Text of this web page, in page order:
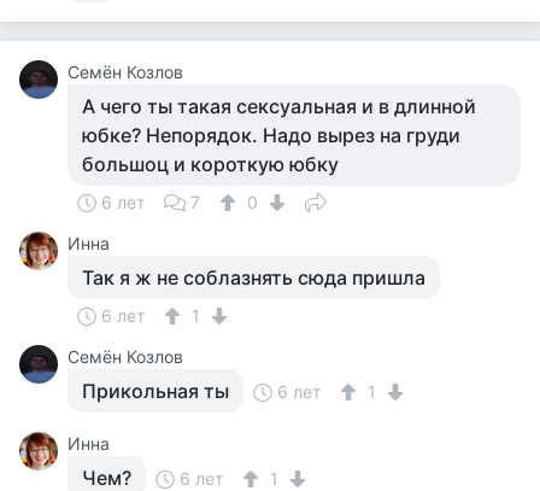
Семён Козлов
А чего ты такая сексуальная и в длинной
юбке? Непорядок. Надо вырез на груди
большоц и короткую юбку
6 лет 7
0
Инна
Так я ж не соблазнять сюда пришла
6 лет
1
Семён Козлов
Прикольная ты 6 лет 1
Инна
Чем? 6 лет 1